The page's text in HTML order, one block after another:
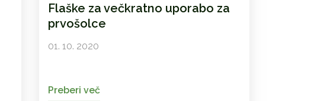
Flaške za večkratno uporabo za
prvošolce
01. 10. 2020
Preberi več